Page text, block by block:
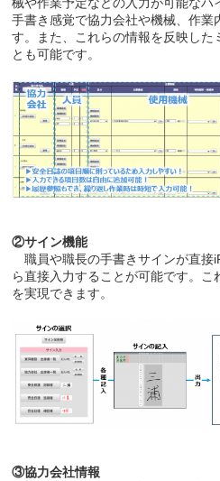
手書き感覚で協力会社や機械、作業
す。また、これらの情報を反映した
とも可能です。
②サイン機能
職員や職長の手書きサインが直接
ら直接入力することが可能です。こ
を実現できます。
③協力会社情報